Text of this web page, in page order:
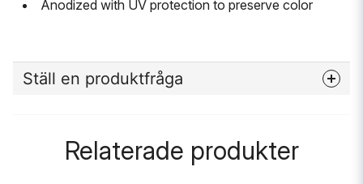
Anodized with UV protection to preserve color
Ställ en produktfråga
Relaterade produkter